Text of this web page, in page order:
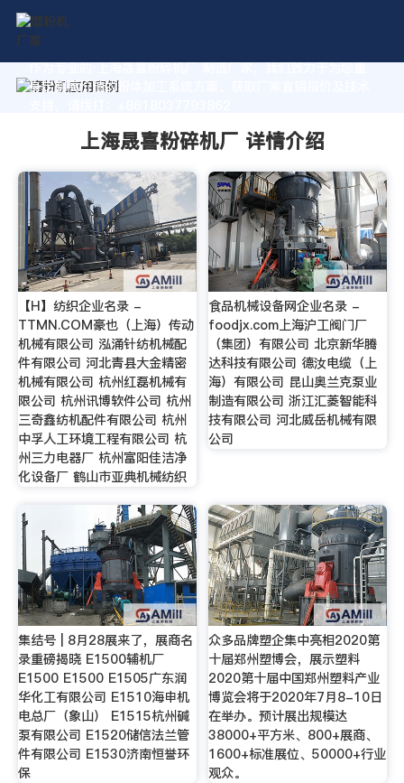
作为专业的 上海晟喜粉碎机厂 制造厂家，我们致力于为您量
身定制高价值的粉体加工系统方案。获取厂家直销报价及技术
上海晟喜粉碎机厂 详情介绍
【H】纺织企业名录 -
TTMN.COM豪也（上海）传动
机械有限公司 泓涌针纺机械配
件有限公司 河北青县大金精密
机械有限公司 杭州红磊机械有
限公司 杭州讯博软件公司 杭州
三奇鑫纺机配件有限公司 杭州
中孚人工环境工程有限公司 杭
州三力电器厂 杭州富阳佳洁净
化设备厂 鹤山市亚典机械纺织
食品机械设备网企业名录 -
foodjx.com上海沪工阀门厂
（集团）有限公司 北京新华腾
达科技有限公司 德汝电缆（上
海）有限公司 昆山奥兰克泵业
制造有限公司 浙江汇菱智能科
技有限公司 河北威岳机械有限
公司
集结号 | 8月28展来了，展商名
录重磅揭晓 E1500辅机厂
E1500 E1500 E1505广东润
华化工有限公司 E1510海申机
电总厂（象山） E1515杭州碱
泵有限公司 E1520储信法兰管
件有限公司 E1530济南恒誉环
保
众多品牌塑企集中亮相2020第
十届郑州塑博会，展示塑料
2020第十届中国郑州塑料产业
博览会将于2020年7月8-10日
在举办。预计展出规模达
38000+平方米、800+展商、
1600+标准展位、50000+行业
观众。